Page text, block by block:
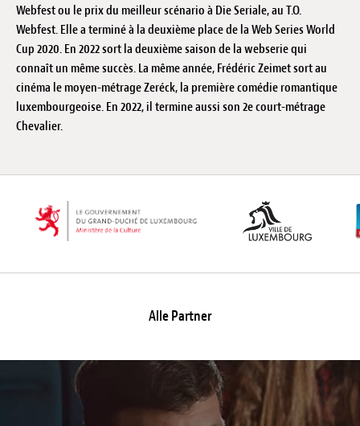
Webfest ou le prix du meilleur scénario à Die Seriale, au T.O.
Webfest. Elle a terminé à la deuxième place de la Web Series World
Cup 2020. En 2022 sort la deuxième saison de la webserie qui
connaît un même succès. La même année, Frédéric Zeimet sort au
cinéma le moyen-métrage Zeréck, la première comédie romantique
luxembourgeoise. En 2022, il termine aussi son 2e court-métrage
Chevalier.
Alle Partner